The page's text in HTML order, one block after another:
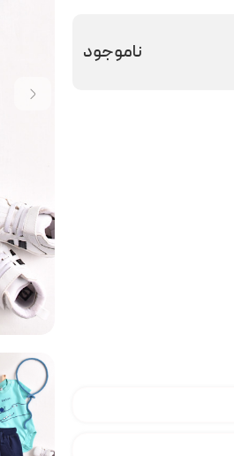
ناموجود